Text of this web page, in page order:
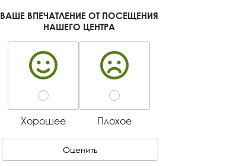
ВАШЕ ВПЕЧАТЛЕНИЕ ОТ ПОСЕЩЕНИЯ
НАШЕГО ЦЕНТРА
Хорошее Плохое
Оценить